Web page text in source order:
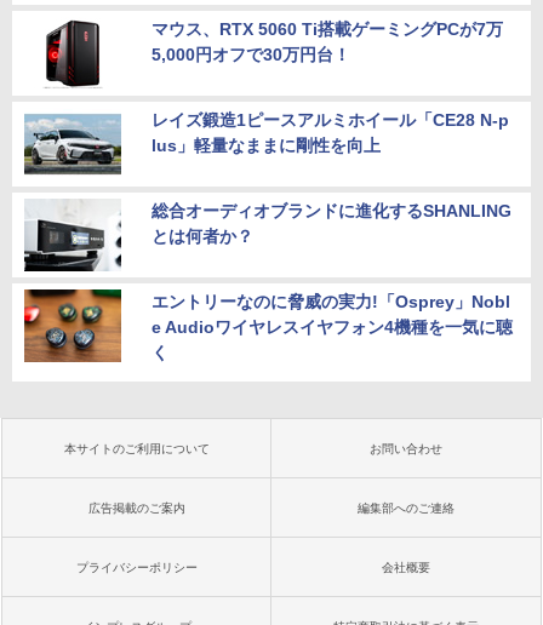
マウス、RTX 5060 Ti搭載ゲーミングPCが7万
5,000円オフで30万円台！
レイズ鍛造1ピースアルミホイール「CE28 N-p
lus」軽量なままに剛性を向上
総合オーディオブランドに進化するSHANLING
とは何者か？
エントリーなのに脅威の実力!「Osprey」Nobl
e Audioワイヤレスイヤフォン4機種を一気に聴
く
本サイトのご利用について お問い合わせ
広告掲載のご案内 編集部へのご連絡
プライバシーポリシー 会社概要